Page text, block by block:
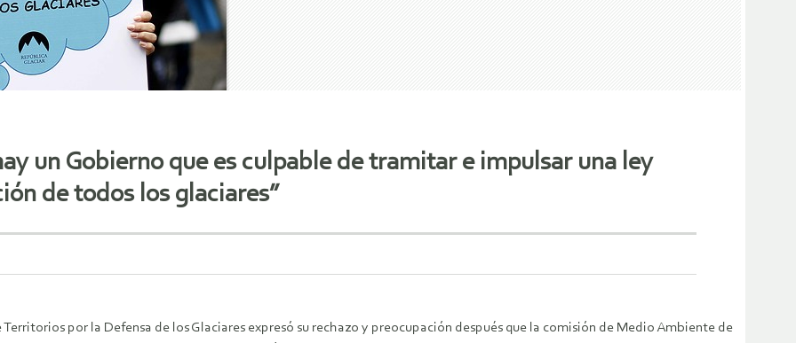
un Gobierno que es culpable de tramitar e impulsar una ley
de todos los glaciares”
por la Defensa de los Glaciares expresó su rechazo y preocupación después que la comisión de Medio Ambiente de